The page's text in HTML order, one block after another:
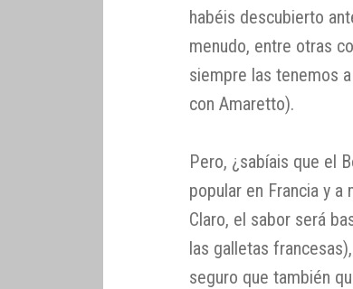
habéis descubierto
menudo, entre otras
siempre las tenemos
con Amaretto).
Pero, ¿sabíais que el
popular en Francia y a
Claro, el sabor será
las galletas
seguro que también